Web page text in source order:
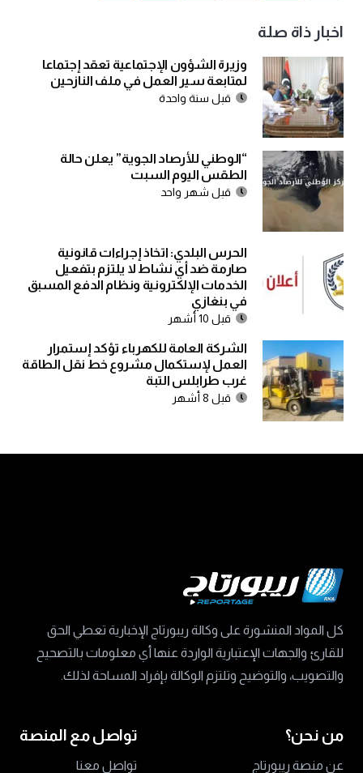
اخبار ذاة صلة
وزيرة الشؤون الإجتماعية تعقد إجتماعا
لمتابعة سير العمل في ملف النازحين
قبل سنة واحدة
“الوطني للأرصاد الجوية” يعلن حالة
الطقس اليوم السبت
قبل شهر واحد
الحرس البلدي: اتخاذ إجراءات قانونية
صارمة ضد أي نشاط لا يلتزم بتفعيل
الخدمات الإلكترونية ونظام الدفع المسبق
في بنغازي
قبل 10 أشهر
الشركة العامة للكهرباء تؤكد إستمرار
العمل لإستكمال مشروع خط نقل الطاقة
غرب طرابلس التبة
قبل 8 أشهر
كل المواد المنشورة على وكالة ريبورتاج الإخبارية تعطي الحق
للقارئ والجهات الإعتبارية الواردة عنها أي معلومات بالتصحيح
والتصويب، والتوضيح وتلتزم الوكالة بإفراد المساحة لذلك.
من نحن؟
عن منصة ريبورتاج
تواصل مع المنصة
تواصل معنا